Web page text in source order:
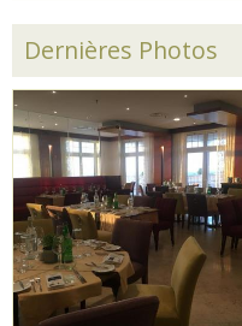
Dernières Photos